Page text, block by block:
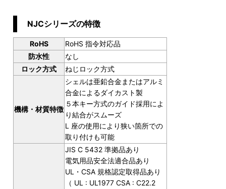
NJCシリーズの特徴
RoHS
RoHS 指令対応品
防水性
なし
ロック方式
ねじロック方式
機構・材質特徴
シェルは亜鉛合金またはアルミ
合金によるダイカスト製
５本キー方式のガイド採用によ
り結合がスムーズ
L 座の使用により狭い箇所での
取り付けも可能
JIS C 5432 準拠品あり
電気用品安全法適合品あり
UL・CSA 規格認定取得品あり
（ UL : UL1977 CSA : C22.2